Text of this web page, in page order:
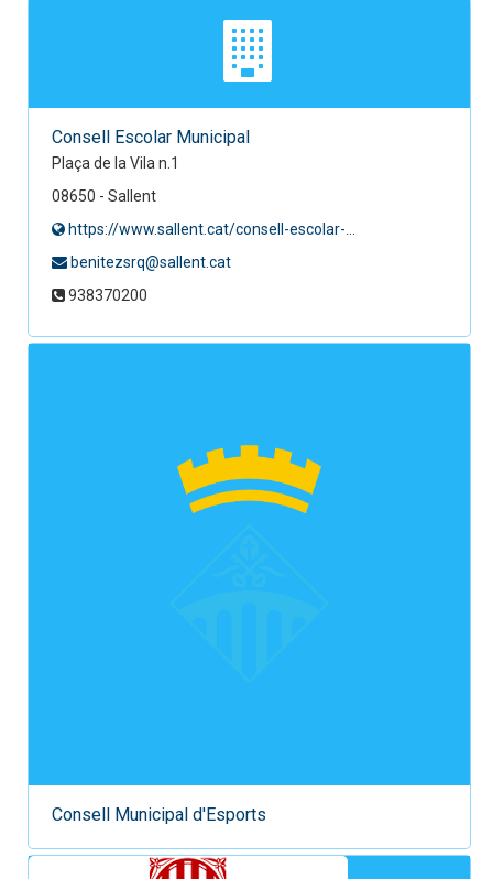
Consell Escolar Municipal
Plaça de la Vila n.1
08650 - Sallent
https://www.sallent.cat/consell-escolar-...
benitezsrq@sallent.cat
938370200
Consell Municipal d'Esports